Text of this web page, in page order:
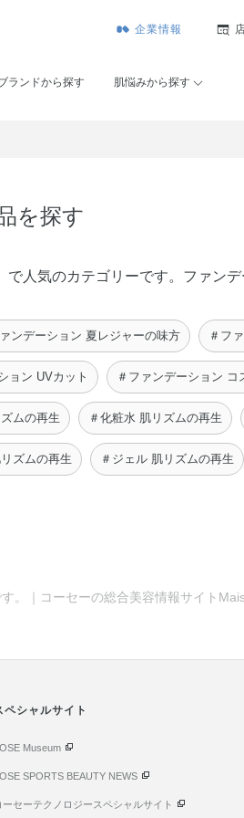
企業情報
ランドから探す 肌悩みから探す
を探す
人気のカテゴリーです。ファン
ンデーション 夏レジャーの味方 ＃フ
ョン UVカット ＃ファンデーション コ
ムの再生 ＃化粧水 肌リズムの再生
ズムの再生 ＃ジェル 肌リズムの再生
。｜コーセーの総合美容情報サイト
ペシャルサイト
Museum
SPORTS BEAUTY NEWS
ーセーテクノロジースペシャルサイト